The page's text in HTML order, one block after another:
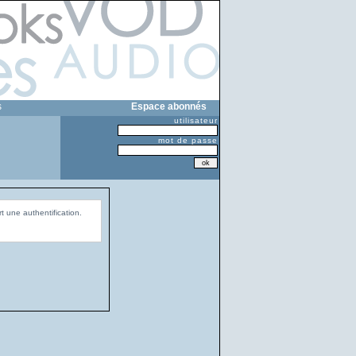
Espace abonnés
utilisateur
mot de passe
une authentification.